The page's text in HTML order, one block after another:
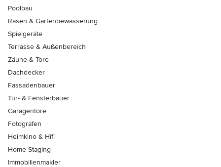
Poolbau
Rasen & Gartenbewässerung
Spielgeräte
Terrasse & Außenbereich
Zäune & Tore
Dachdecker
Fassadenbauer
Tür- & Fensterbauer
Garagentore
Fotografen
Heimkino & Hifi
Home Staging
Immobilienmakler